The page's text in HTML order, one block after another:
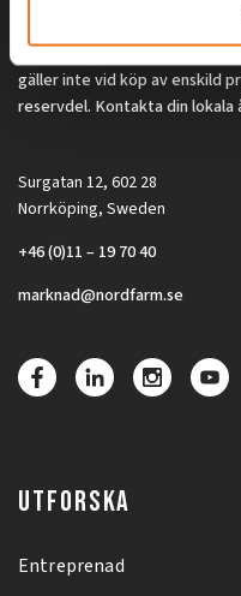
Alla priser på tillbehör och
gäller inte vid köp av enskild
reservdel. Kontakta din
Surgatan 12, 602 28
Norrköping, Sweden
+46 (0)11 – 19 70 40
marknad@nordfarm.se
UTFORSKA
Entreprenad